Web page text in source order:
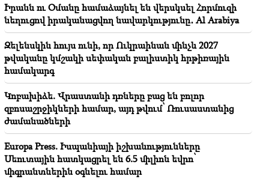
21:16
Այս ձևով ինձ փորձում են լռեցնել, քանի որ ԱԺ-ում
դա նրանց չի հաջողվում․ Էդգար Ղազարյան
20:50
Կոչ ենք անում իշխանություններին առաջնորդվել
բացառապես օրինականության սկզբունքներով.
բարձրաստիճան հոգեւորականների
հայտարարությունը
20:30
Քոչարյանի, Սարգսյանի, Տեր-Պետրոսյանի
«ինադու». էս իշխանությունը հանուն երկրի ոչինչ չի
անում (տեսանյութ)
Իրանն ու Օմանը համաձայնել են վերսկսել Հորմուզի
նեղուցով իրականացվող նավարկությունը․ Al Arabiya
Զելենսկին հույս ունի, որ Ուկրաինան մինչև 2027
թվականը կմշակի սեփական բալիստիկ հրթիռային
համակարգ
Կոբախիձե. Վրաստանի դռները բաց են բոլոր
զբոսաշրջիկների համար, այդ թվում՝ Ռուսաստանից
ժամանածների
Europa Press. Իսպանիայի իշխանությունները
Սեուտային հատկացրել են 6.5 միլիոն եվրո՝
միգրանտներին օգնելու համար